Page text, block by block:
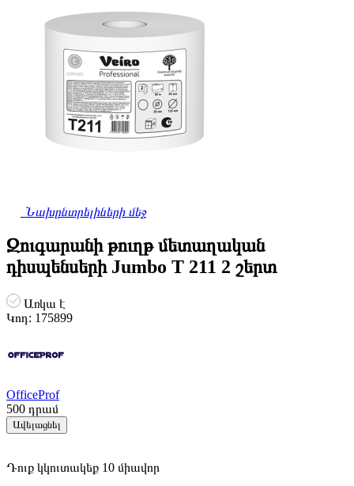
Նախընտրելիների մեջ
Զուգարանի թուղթ մետաղական
դիսպենսերի Jumbo T 211 2 շերտ
Առկա է
Կոդ: 175899
OfficeProf
500 դրամ
Ավելացնել
Դուք կկուտակեք 10 միավոր